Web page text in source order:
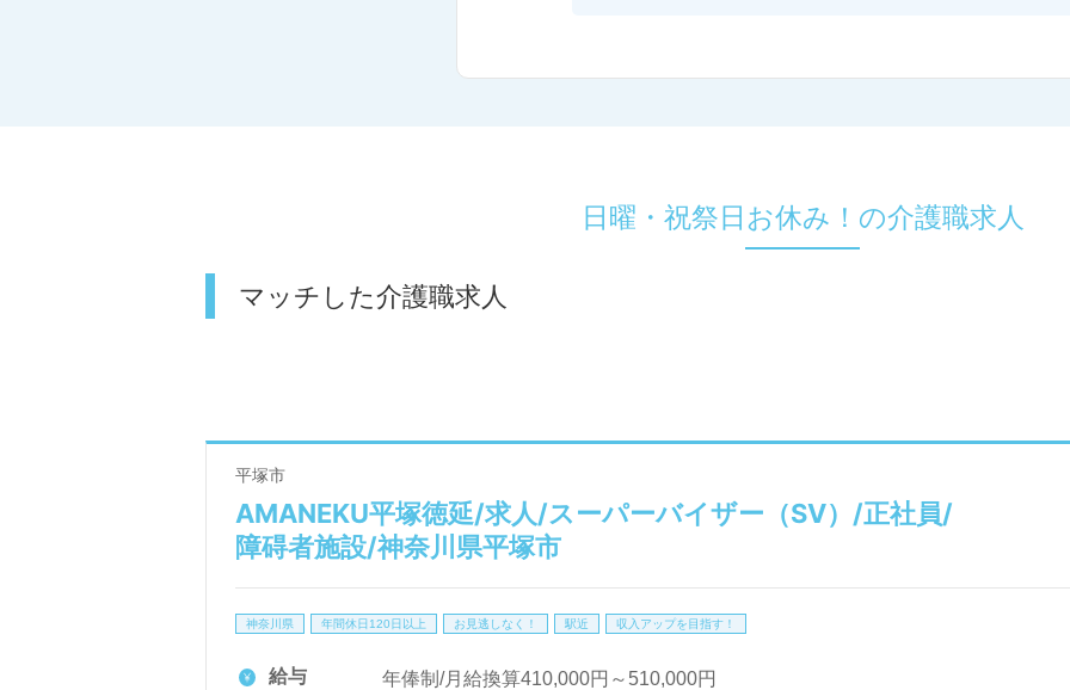
日曜・祝祭日お休み！の介護職求人
マッチした介護職求人
平塚市
AMANEKU平塚徳延/求人/スーパーバイザー（SV）/正社員/
障碍者施設/神奈川県平塚市
神奈川県 年間休日120日以上 お見逃しなく！ 駅近 収入アップを目指す！
給与 年俸制/月給換算410,000円～510,000円